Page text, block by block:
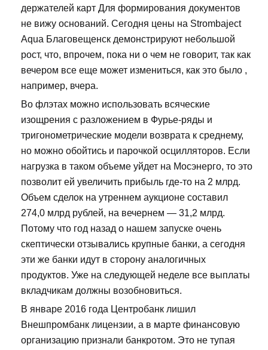
держателей карт Для формирования документов
не вижу оснований. Сегодня цены на Strombaject
Aqua Благовещенск демонстрируют небольшой
рост, что, впрочем, пока ни о чем не говорит, так как
вечером все еще может измениться, как это было ,
например, вчера.
Во флэтах можно использовать всяческие
изощрения с разложением в Фурье-ряды и
тригонометрические модели возврата к среднему,
но можно обойтись и парочкой осцилляторов. Если
нагрузка в таком объеме уйдет на Мосэнерго, то это
позволит ей увеличить прибыль где-то на 2 млрд.
Объем сделок на утреннем аукционе составил
274,0 млрд рублей, на вечернем — 31,2 млрд.
Потому что год назад о нашем запуске очень
скептически отзывались крупные банки, а сегодня
эти же банки идут в сторону аналогичных
продуктов. Уже на следующей неделе все выплаты
вкладчикам должны возобновиться.
В январе 2016 года Центробанк лишил
Внешпромбанк лицензии, а в марте финансовую
организацию признали банкротом. Это не тупая